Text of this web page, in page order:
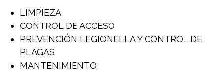
LIMPIEZA
CONTROL DE ACCESO
PREVENCIÓN LEGIONELLA Y CONTROL DE
PLAGAS
MANTENIMIENTO